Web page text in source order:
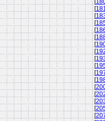
[
[
[
[
[
[
[
[
[
[
[
[
[
[
[
[
[